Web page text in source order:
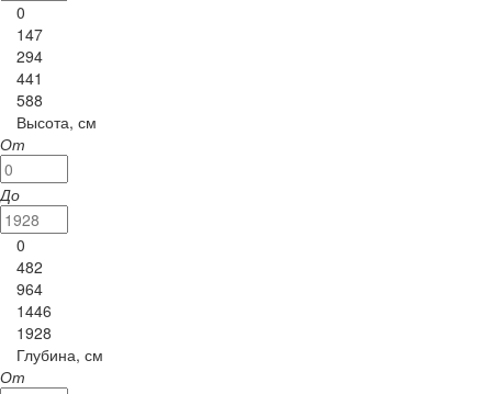
0
147
294
441
588
Высота, см
От
До
0
482
964
1446
1928
Глубина, см
От